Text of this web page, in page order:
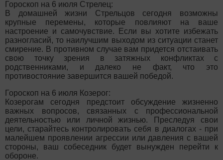
Гороскоп на 6 июля Стрелец:
В домашней жизни Стрельцов сегодня возможны
крупные перемены, которые повлияют на ваше
настроение и самочувствие. Если вы хотите избежать
разногласий, то наилучшим выходом из ситуации станет
смирение. В противном случае вам придется отстаивать
свою точку зрения в затяжных конфликтах с
родственниками, и далеко не факт, что это
противостояние завершится вашей победой.
Гороскоп на 6 июля Козерог:
Козерогам сегодня предстоит обсуждение жизненно
важных вопросов, связанных с профессиональной
деятельностью или личной жизнью. Преследуя свои
цели, старайтесь контролировать себя в диалогах - при
малейшем проявлении агрессии или давления с вашей
стороны, ваш собеседник будет вынужден перейти к
обороне.